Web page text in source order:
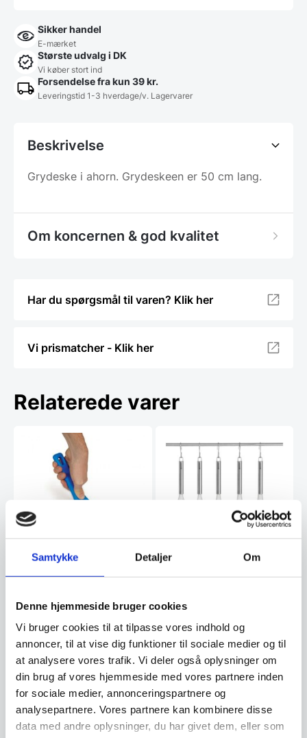
Samtykke Detaljer Om
Denne hjemmeside bruger cookies
Vi bruger cookies til at tilpasse vores indhold og
annoncer, til at vise dig funktioner til sociale medier og til
at analysere vores trafik. Vi deler også oplysninger om
din brug af vores hjemmeside med vores partnere inden
for sociale medier, annonceringspartnere og
analysepartnere. Vores partnere kan kombinere disse
data med andre oplysninger, du har givet dem, eller som
Sikker handel
E-mærket
Største udvalg i DK
Vi køber stort ind
Forsendelse fra kun 39 kr.
Leveringstid 1-3 hverdage/v. Lagervarer
Beskrivelse
Grydeske i ahorn. Grydeskeen er 50 cm lang.
Om koncernen & god kvalitet
Har du spørgsmål til varen? Klik her
Vi prismatcher - Klik her
Relaterede varer
Spatel FLEKSIBEL fra
Italienske Gimetal er kendt som
"kongen" af pizzatilbehør. Deres
pizzaspader er…
109,00 DKK
Vi prismatcher
størrelser
43,00DKK
Vi prismatcher